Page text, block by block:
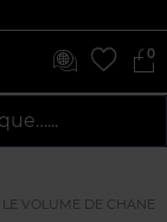
0
LE VOLUME DE CHANEL